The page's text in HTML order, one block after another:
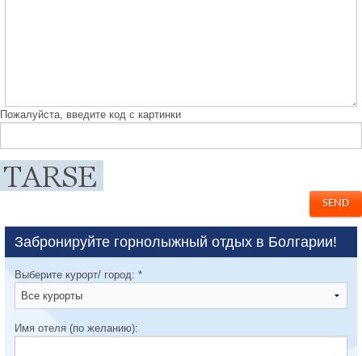
Пожалуйста, введите код с картинки
Забронируйте горнолыжный отдых в Болгарии!
Выберите курорт/ город: *
Имя отеля (по желанию):